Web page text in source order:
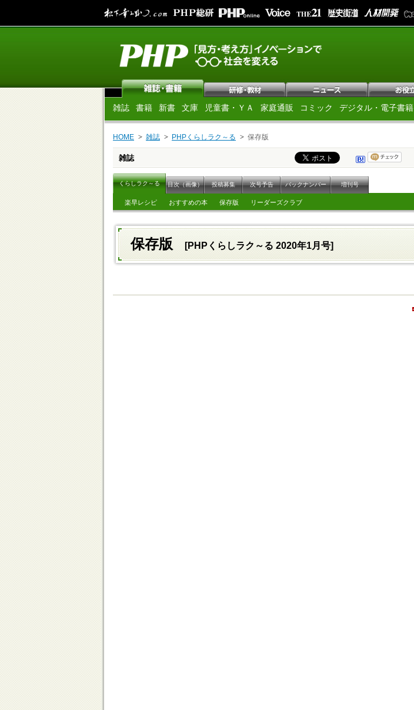
雑誌 書籍 新書 文庫 児童書・ＹＡ 家庭通販 コミック デジタル・電子書籍
HOME 雑誌 PHPくらしラク～る 保存版
雑誌
くらしラク～る 目次（画像） 投稿募集 次号予告 バックナンバー 増刊号
楽早レシピ おすすめの本 保存版 リーダーズクラブ
保存版 [PHPくらしラク～る 2020年1月号]